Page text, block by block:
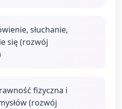
słuchanie,
się (rozwój
fizyczna i
(rozwój